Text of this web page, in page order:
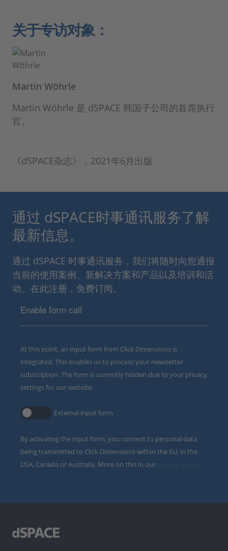
关于专访对象：
Martin Wöhrle
Martin Wöhrle 是 dSPACE 韩国子公司的首席执行
官。
《dSPACE杂志》，2021年6月出版
通过 dSPACE时事通讯服务了解
最新信息。
通过 dSPACE 时事通讯服务，我们将随时向您通报
当前的使用案例、新解决方案和产品以及培训和活
动。在此注册，免费订阅。
Enable form call
At this point, an input form from Click Dimensions is
integrated. This enables us to process your newsletter
subscription. The form is currently hidden due to your privacy
settings for our website.
External input form
By activating the input form, you consent to personal data
being transmitted to Click Dimensions within the EU, in the
USA, Canada or Australia. More on this in our
.